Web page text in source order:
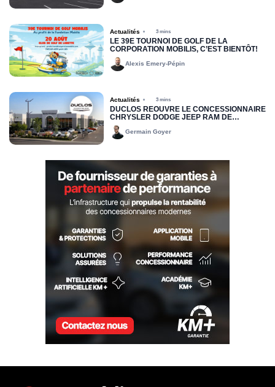
Actualités 3 mins
LE 39E TOURNOI DE GOLF DE LA
CORPORATION MOBILIS, C’EST BIENTÔT!
Alexis Emery-Pépin
Actualités 3 mins
DUCLOS RÉOUVRE LE CONCESSIONNAIRE
CHRYSLER DODGE JEEP RAM DE
DRUMMONDVILLE
Germain Goyer